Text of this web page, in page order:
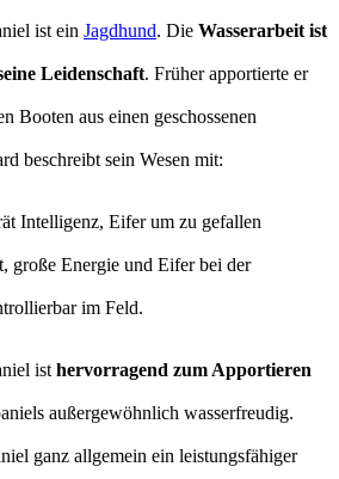
ist ein Jagdhund. Die Wasserarbeit ist
Leidenschaft. Früher apportierte er
Booten aus einen geschossenen
beschreibt sein Wesen mit:
Intelligenz, Eifer um zu gefallen
große Energie und Eifer bei der
im Feld.
ist hervorragend zum Apportieren
außergewöhnlich wasserfreudig.
ganz allgemein ein leistungsfähiger